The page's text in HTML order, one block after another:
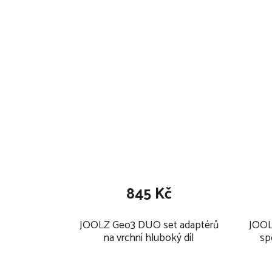
JOOLZ Geo3 DUO set adaptérů
na vrchní hluboký díl
845 Kč